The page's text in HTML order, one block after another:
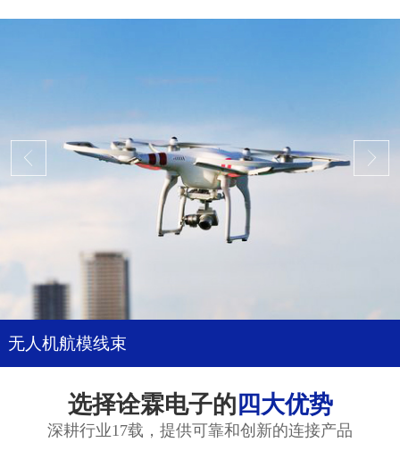
无人机航模线束
选择诠霖电子的 四大优势
深耕行业17载，提供可靠和创新的连接产品